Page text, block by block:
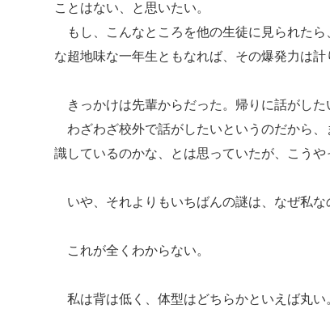
ことはない、と思いたい。
もし、こんなところを他の生徒に見られた
な超地味な一年生ともなれば、その爆発力は計
きっかけは先輩からだった。帰りに話がした
わざわざ校外で話がしたいというのだから
識しているのかな、とは思っていたが、こう
いや、それよりもいちばんの謎は、なぜ私な
これが全くわからない。
私は背は低く、体型はどちらかといえば丸